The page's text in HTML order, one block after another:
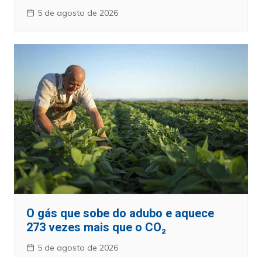
5 de agosto de 2026
O gás que sobe do adubo e aquece
273 vezes mais que o CO₂
5 de agosto de 2026